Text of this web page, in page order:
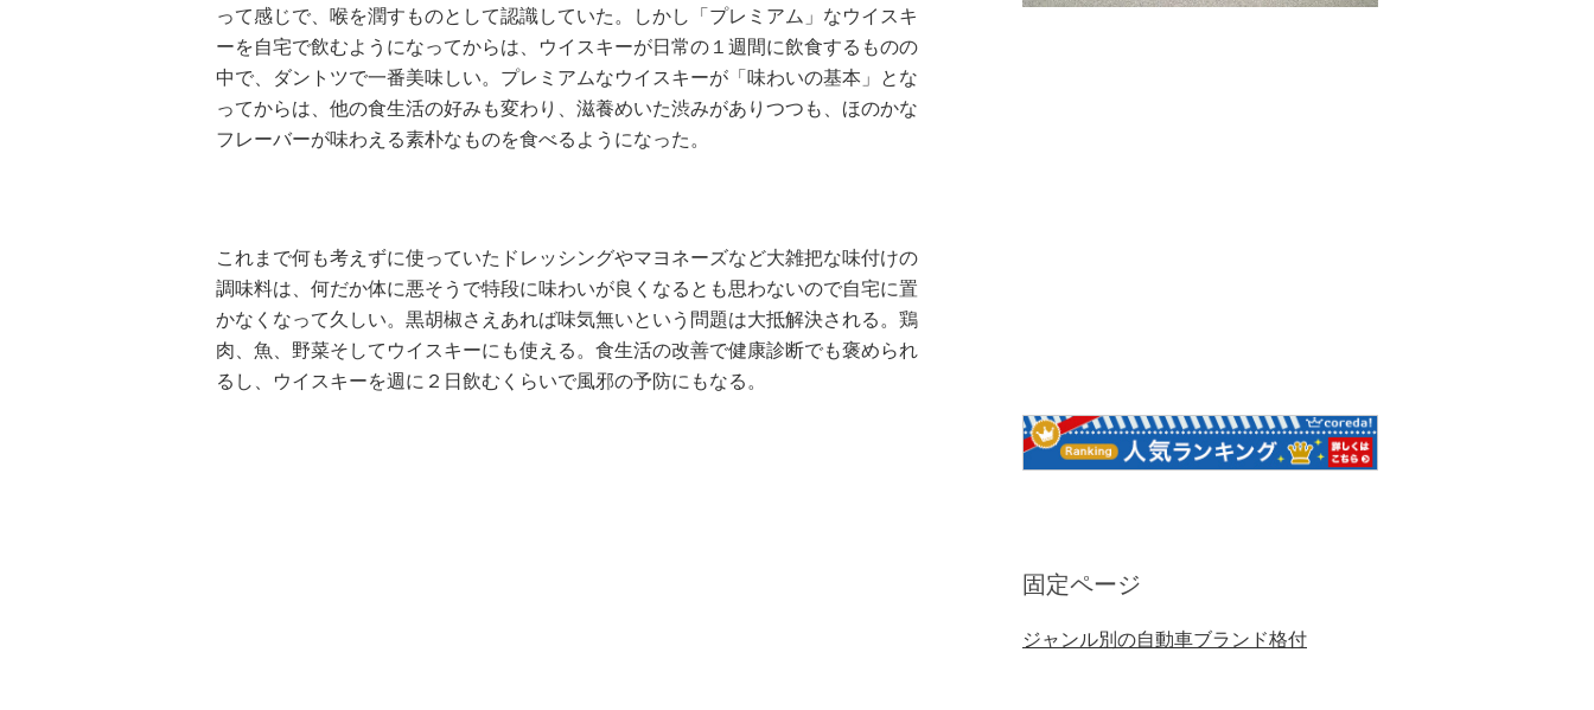
って感じで、喉を潤すものとして認識していた。しかし「プレミアム」なウイスキ
ーを自宅で飲むようになってからは、ウイスキーが日常の１週間に飲食するものの
中で、ダントツで一番美味しい。プレミアムなウイスキーが「味わいの基本」とな
ってからは、他の食生活の好みも変わり、滋養めいた渋みがありつつも、ほのかな
フレーバーが味わえる素朴なものを食べるようになった。
これまで何も考えずに使っていたドレッシングやマヨネーズなど大雑把な味付けの
調味料は、何だか体に悪そうで特段に味わいが良くなるとも思わないので自宅に置
かなくなって久しい。黒胡椒さえあれば味気無いという問題は大抵解決される。鶏
肉、魚、野菜そしてウイスキーにも使える。食生活の改善で健康診断でも褒められ
るし、ウイスキーを週に２日飲むくらいで風邪の予防にもなる。
固定ページ
ジャンル別の自動車ブランド格付